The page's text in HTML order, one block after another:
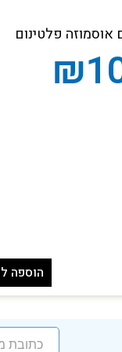
אוסמוזה פלטינום
₪
הוספה